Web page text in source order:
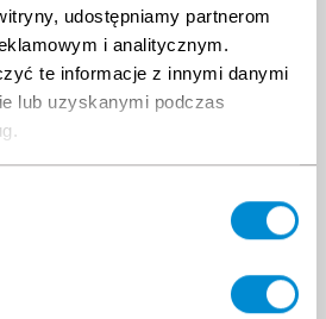
udostępniamy partnerom
i analitycznym.
te informacje z innymi danymi
lub uzyskanymi podczas
5 6
5
6 7 8 9 10